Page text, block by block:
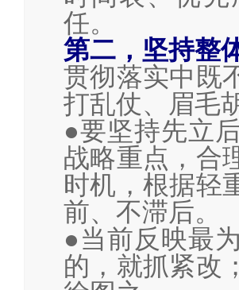
任。
第二，坚持整
贯彻落实中既
打乱仗、眉毛
●要坚持先立
战略重点，合
时机，根据轻
前、不滞后。
●当前反映最
的，就抓紧改